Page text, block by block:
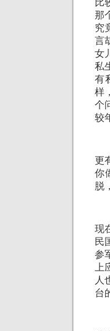
比
那
究
言
女
私
有
样
个
较
更
你
脱
现
民
参
人
台